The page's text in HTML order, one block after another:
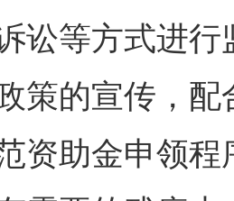
讼等方式进
策的宣传，
资助金申领